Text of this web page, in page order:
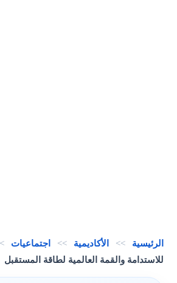
الرئيسية >> الأكاديمية >> اجتماعيات
للاستدامة والقمة العالمية لطاقة المستقبل